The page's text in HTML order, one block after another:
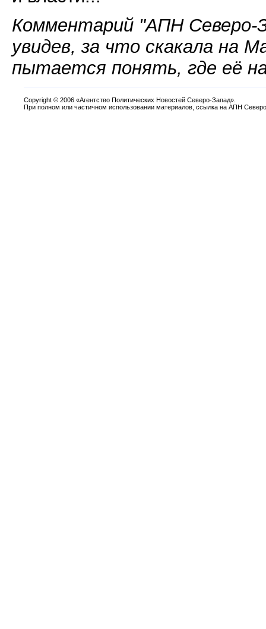
Комментарий "АПН Северо-
увидев, за что скакала на
пытается понять, где её
Copyright © 2006 «Агентство Политических Новостей Северо-Запад».
При полном или частичном использовании материалов, ссылка на АПН